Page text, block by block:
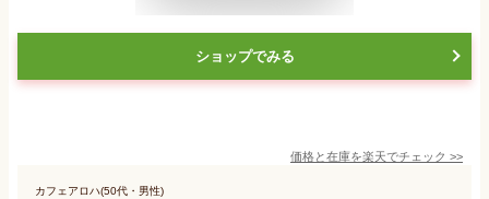
ショップでみる
価格と在庫を楽天でチェック >>
カフェアロハ(50代・男性)